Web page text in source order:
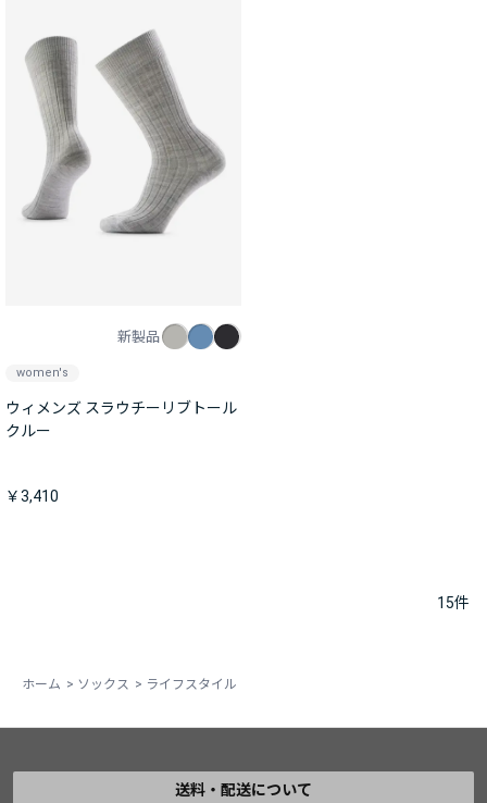
新製品
women's
ウィメンズ スラウチーリブトール
クルー
￥3,410
15件
ホーム > ソックス > ライフスタイル
送料・配送について